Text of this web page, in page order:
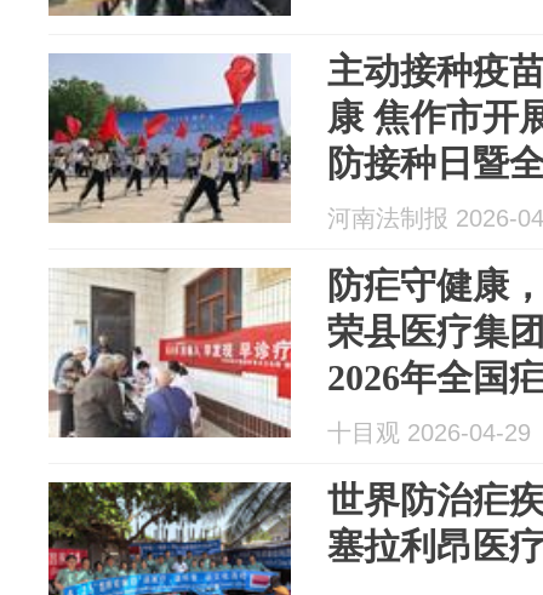
主动接种疫
康 焦作市开
防接种日暨
河南法制报 2026-
防疟守健康
荣县医疗集
2026年全国
活动
十目观 2026-04-29
世界防治疟
塞拉利昂医